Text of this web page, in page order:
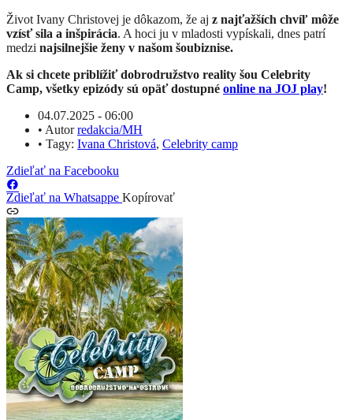
Život Ivany Christovej je dôkazom, že aj z najťažších chvíľ môže
vzísť sila a inšpirácia. A hoci ju v mladosti vypískali, dnes patrí
medzi najsilnejšie ženy v našom šoubiznise.
Ak si chcete priblížiť dobrodružstvo reality šou Celebrity
Camp, všetky epizódy sú opäť dostupné online na JOJ play!
04.07.2025 - 06:00
• Autorredakcia/MH
• Tagy: Ivana Christová, Celebrity camp
Zdieľať na Facebooku
Zdieľať na Whatsappe Kopírovať